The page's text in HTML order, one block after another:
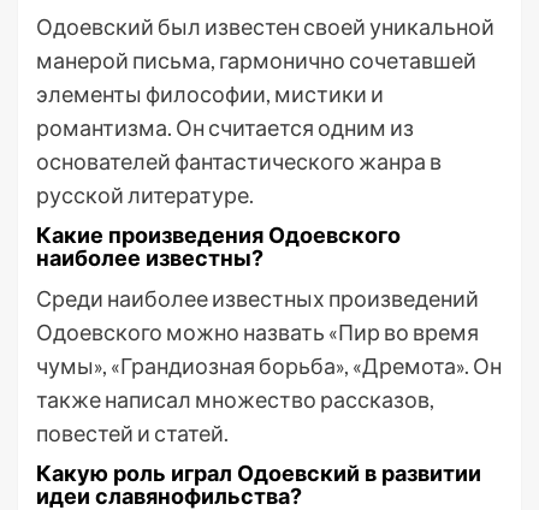
Одоевский был известен своей уникальной
манерой письма, гармонично сочетавшей
элементы философии, мистики и
романтизма. Он считается одним из
основателей фантастического жанра в
русской литературе.
Какие произведения Одоевского
наиболее известны?
Среди наиболее известных произведений
Одоевского можно назвать «Пир во время
чумы», «Грандиозная борьба», «Дремота». Он
также написал множество рассказов,
повестей и статей.
Какую роль играл Одоевский в развитии
идеи славянофильства?